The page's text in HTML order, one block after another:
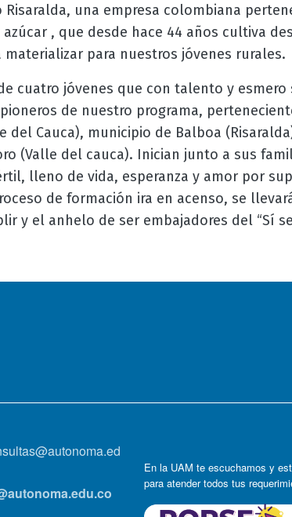
una empresa colombiana
, que desde hace 44 años cultiva
para nuestros jóvenes rurales.
cuatro jóvenes que con talento y esmero
de nuestro programa,
del Cauca), municipio de Balboa
(Valle del cauca). Inician junto a sus
lleno de vida, esperanza y amor por
de formación ira en acenso, se
y el anhelo de ser embajadores del “Sí
En la UAM te escuchamos y
para atender todos tus